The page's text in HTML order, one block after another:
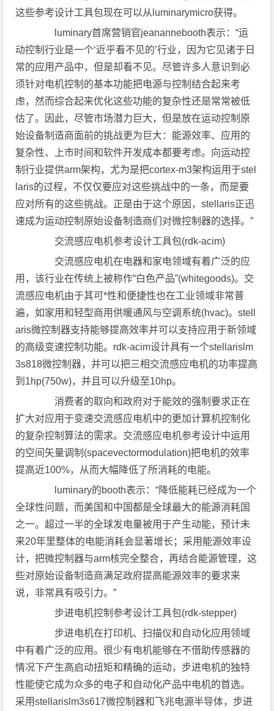
这些参考设计工具包现在可以从luminarymicro获得。
luminary首席营销官jeanannebooth表示：“运
动控制行业是一个‘近乎看不见的’行业，因为它见诸于日
常的应用产品中，但是却看不见。尽管许多人意识到必
须针对电机控制的基本功能把电源与控制结合起来考
虑，然而综合起来优化这些功能的复杂性还是常常被低
估了。因此，尽管市场潜力巨大，但是放在运动控制原
始设备制造商面前的挑战更为巨大：能源效率、应用的
复杂性、上市时间和软件开发成本都要考虑。向运动控
制行业提供arm架构，尤为是把cortex-m3架构运用于stel
laris的过程，不仅仅要应对这些挑战中的一条，而是要
应对所有的这些挑战。正是由于这个原因，stellaris正迅
速成为运动控制原始设备制造商们对微控制器的选择。”
交流感应电机参考设计工具包(rdk-acim)
交流感应电机在电器和家电领域有着广泛的应
用，该行业在传统上被称作“白色产品”(whitegoods)。交
流感应电机由于其可*性和便捷性也在工业领域非常普
遍，如家用和轻型商用供暖通风与空调系统(hvac)。stell
aris微控制器支持能够提高效率并可以支持应用于新领域
的高级变速控制功能。rdk-acim设计具有一个stellarislm
3s818微控制器，并可以把三相交流感应电机的功率提高
到1hp(750w)，并且可以升级至10hp。
消费者的取向和政府对于能效的强制要求正在
扩大对应用于变速交流感应电机中的更加计算机控制化
的复杂控制算法的需求。交流感应电机参考设计中运用
的空间矢量调制(spacevectormodulation)把电机的效率
提高近100%，从而大幅降低了所消耗的电能。
luminary的booth表示：“降低能耗已经成为一个
全球性问题，而美国和中国都是全球最大的能源消耗国
之一。超过一半的全球发电量被用于产生动能，预计未
来20年里整体的电能消耗会显著增长；采用能源效率设
计，把微控制器与arm核完全整合，再结合能源管理，这
些对原始设备制造商满足政府提高能源效率的要求来
说，非常具有吸引力。”
步进电机控制参考设计工具包(rdk-stepper)
步进电机在打印机、扫描仪和自动化应用领域
中有着广泛的应用。很少有电机能够在不借助传感器的
情况下产生高启动扭矩和精确的运动，步进电机的独特
性能使它成为众多的电子和自动化产品中电机的首选。
采用stellarislm3s617微控制器和飞兆电源半导体，步进